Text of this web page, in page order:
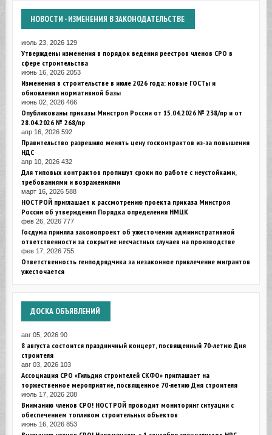
НОВОСТИ - ИЗМЕНЕНИЯ В ЗАКОНОДАТЕЛЬСТВЕ
июль 23, 2026 129
Утверждены изменения в порядок ведения реестров членов СРО в
сфере строительства
июнь 16, 2026 2053
Изменения в строительстве в июле 2026 года: новые ГОСТы и
обновления нормативной базы
июнь 02, 2026 466
Опубликованы приказы Минстроя России от 15.04.2026 № 238/пр и от
28.04.2026 № 268/пр
апр 16, 2026 592
Правительство разрешило менять цену госконтрактов из-за повышения
НДС
апр 10, 2026 432
Для типовых контрактов пропишут сроки по работе с неустойками,
требованиями и возражениями
март 16, 2026 588
НОСТРОЙ приглашает к рассмотрению проекта приказа Минстроя
России об утверждения Порядка определения НМЦК
фев 26, 2026 777
Госдума приняла законопроект об ужесточении административной
ответственности за сокрытие несчастных случаев на производстве
фев 17, 2026 755
Ответственность генподрядчика за незаконное привлечение мигрантов
ужесточается
ДОСКА ОБЪЯВЛЕНИЙ
авг 05, 2026 90
8 августа состоится праздничный концерт, посвященный 70-летию Дня
строителя
авг 03, 2026 103
Ассоциация СРО «Гильдия строителей СКФО» приглашает на
торжественное мероприятие, посвященное 70-летию Дня строителя
июль 17, 2026 208
Вниманию членов СРО! НОСТРОЙ проводит мониторинг ситуации с
обеспечением топливом строительных объектов
июнь 16, 2026 853